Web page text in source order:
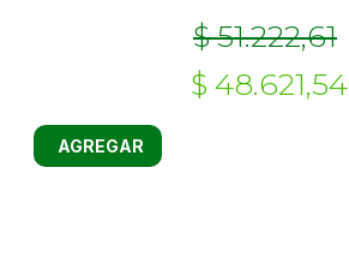
$ 51.222,61
$ 48.621,54
AGREGAR